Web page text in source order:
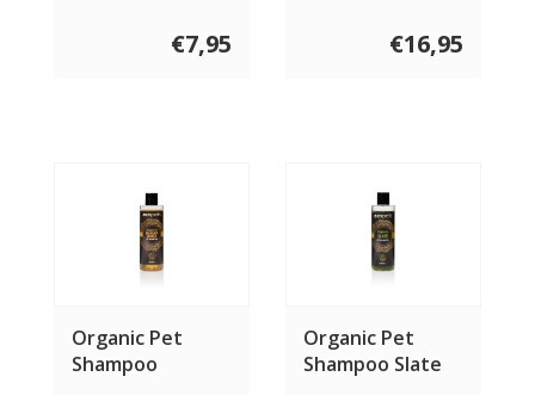
€7,95 €16,95
Organic Pet
Shampoo
Organic Pet
Shampoo Slate